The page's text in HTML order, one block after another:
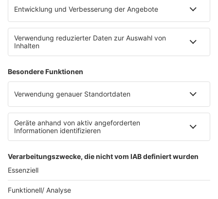
Impressum
Datenschutz Facebook & Instagram
Datenschutzeinstellungen
Clubbedingungen
Werbung schalten
Waffel-Werbepartner
80s80s.de
90s90s.de
Schlagerplanetradio.com
1deutsch.de
WEIHNACHTSMUSIK.FM